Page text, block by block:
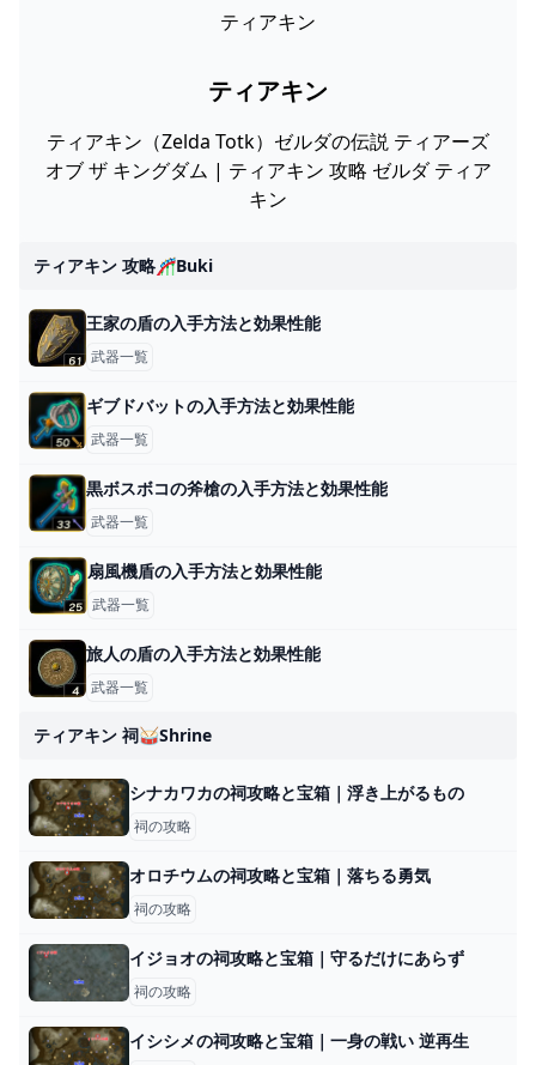
ティアキン
ティアキン
ティアキン（Zelda Totk）ゼルダの伝説 ティアーズ
オブ ザ キングダム | ティアキン 攻略 ゼルダ ティア
キン
ティアキン 攻略🎢buki
王家の盾の入手方法と効果性能
武器一覧
ギブドバットの入手方法と効果性能
武器一覧
黒ボスボコの斧槍の入手方法と効果性能
武器一覧
扇風機盾の入手方法と効果性能
武器一覧
旅人の盾の入手方法と効果性能
武器一覧
ティアキン 祠🥁shrine
シナカワカの祠攻略と宝箱｜浮き上がるもの
祠の攻略
オロチウムの祠攻略と宝箱｜落ちる勇気
祠の攻略
イジョオの祠攻略と宝箱｜守るだけにあらず
祠の攻略
イシシメの祠攻略と宝箱｜一身の戦い 逆再生